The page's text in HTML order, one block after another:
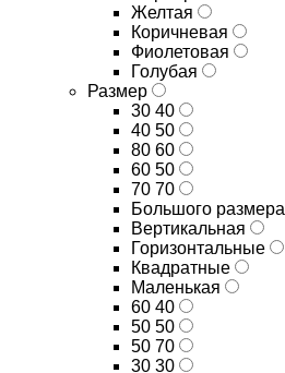
Желтая
Коричневая
Фиолетовая
Голубая
Размер
30 40
40 50
80 60
60 50
70 70
Большого размера
Вертикальная
Горизонтальные
Квадратные
Маленькая
60 40
50 50
50 70
30 30